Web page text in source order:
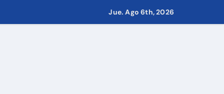
Guaira
Jue. Ago 6th, 2026